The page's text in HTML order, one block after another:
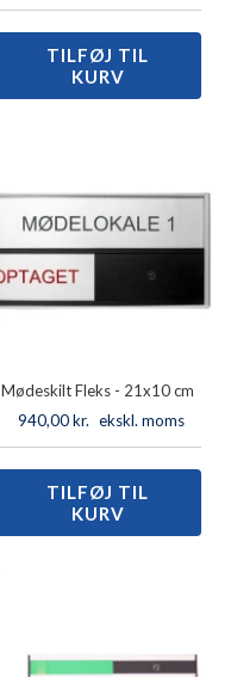
Folie
-
Velkommen
antal
TILFØJ TIL
KURV
Mødeskilt Fleks - 21x10 cm
940,00kr. ekskl. moms
Mødeskilt
Fleks
-
TILFØJ TIL
KURV